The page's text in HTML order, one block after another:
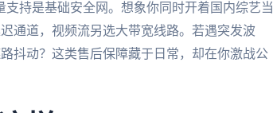
持是基础安全网。想象你同时开着国内综艺当
通道，视频流另选大带宽线路。若遇突发波
抖动？这类售后保障藏于日常，却在你激战公